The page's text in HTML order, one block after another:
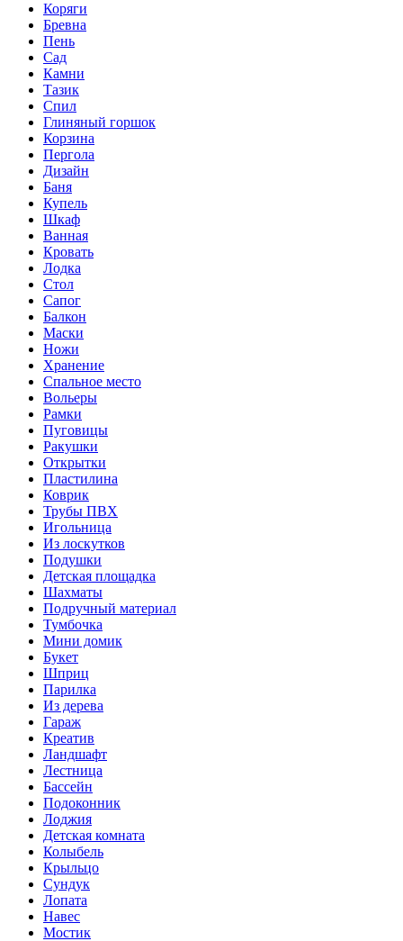
Коряги
Бревна
Пень
Сад
Камни
Тазик
Спил
Глиняный горшок
Корзина
Пергола
Дизайн
Баня
Купель
Шкаф
Ванная
Кровать
Лодка
Стол
Сапог
Балкон
Маски
Ножи
Хранение
Спальное место
Вольеры
Рамки
Пуговицы
Ракушки
Открытки
Пластилина
Коврик
Трубы ПВХ
Игольница
Из лоскутков
Подушки
Детская площадка
Шахматы
Подручный материал
Тумбочка
Мини домик
Букет
Шприц
Парилка
Из дерева
Гараж
Креатив
Ландшафт
Лестница
Бассейн
Подоконник
Лоджия
Детская комната
Колыбель
Крыльцо
Сундук
Лопата
Навес
Мостик